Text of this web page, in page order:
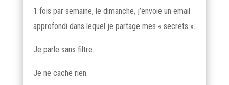
1 fois par semaine, le dimanche, j’envoie un email
approfondi dans lequel je partage mes « secrets ».
Je parle sans filtre.
Je ne cache rien.